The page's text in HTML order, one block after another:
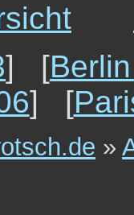
] [
] [
»